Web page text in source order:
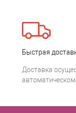
Быстрая
Доставка